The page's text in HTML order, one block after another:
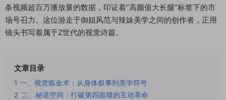
条视频超百万播放量的数据，印证着“高颜值大长腿”标签下的市
场号召力。这位游走于御姐风范与辣妹美学之间的创作者，正用
镜头书写着属于Z世代的视觉诗篇。
文章目录
1 一、视觉炼金术：从身体叙事到美学符号
2 二、秘语空间：打破第四面墙的互动革命